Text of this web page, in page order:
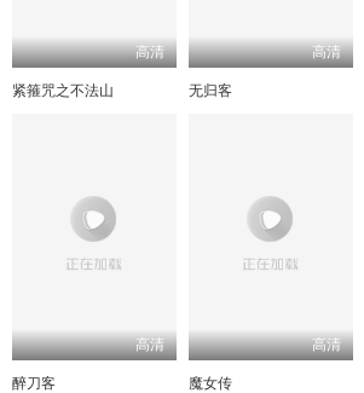
高清
紧箍咒之不法山
高清
无归客
高清
醉刀客
高清
魔女传